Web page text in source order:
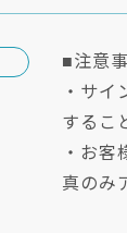
■注意
・サイ
するこ
・お
真のみ